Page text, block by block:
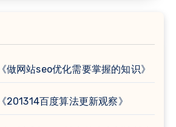
做网站seo优化需要掌握的知识》
201314百度算法更新观察》